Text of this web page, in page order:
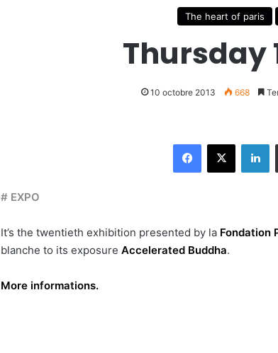
The heart of paris
Thursday
10 octobre 2013 668
# EXPO
It’s the twentieth exhibition presented by la Fondation
blanche to its exposureAccelerated Buddha.
More informations.